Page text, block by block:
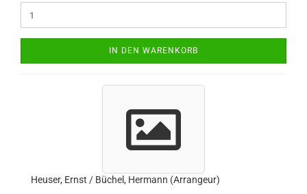
IN DEN WARENKORB
Heuser, Ernst / Büchel, Hermann (Arrangeur)